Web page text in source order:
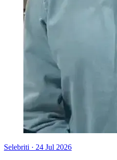
Selebriti · 24 Jul 2026